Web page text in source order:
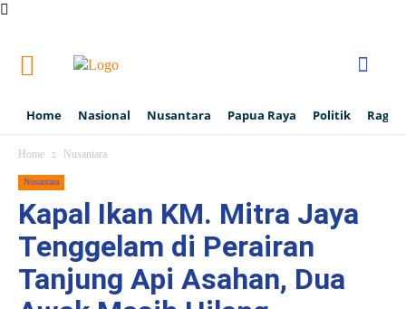
Home Nasional Nusantara Papua Raya Politik
Home Nusantara
Nusantara
Kapal Ikan KM. Mitra Jaya
Tenggelam di Perairan
Tanjung Api Asahan, Dua